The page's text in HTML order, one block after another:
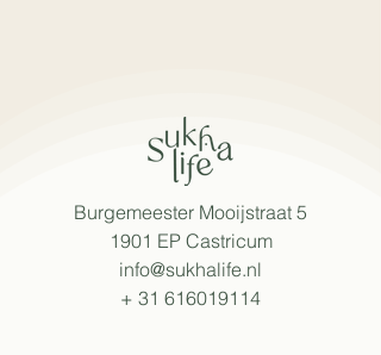
Burgemeester Mooijstraat 5
1901 EP Castricum
info@sukhalife.nl
+ 31 616019114